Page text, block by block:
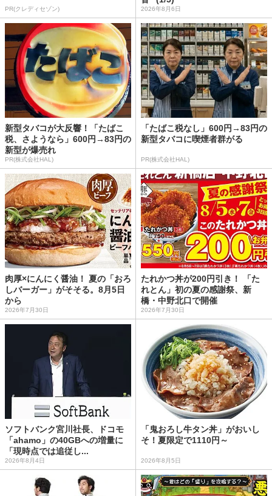
PR(クレディセゾン) 2026年8月6日
新型タバコが大反響！「たばこ
税、さようなら」600円→83円の
新型が爆売れ
PR(株式会社HAL)
「たばこ税なし」600円→83円の
新型タバコに喫煙者群がる
PR(株式会社HAL)
肉厚×にんにく醤油！ 夏の「おろ
しバーガー」がそそる。8月5日
から
2026年7月30日
たれかつ丼が200円引き！ 「た
れとん」初の夏の感謝祭、新
橋・中野北口で開催
2026年7月30日
ソフトバンク宮川社長、ドコモ
「ahamo」の40GBへの増量に
「現時点では追従し...
2026年8月4日
「鬼おろし牛タン丼」がおいし
そ！夏限定で1110円～
2026年8月5日